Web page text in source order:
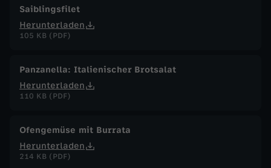
Saiblingsfilet
Herunterladen
105 KB (PDF)
Panzanella: Italienischer Brotsalat
Herunterladen
110 KB (PDF)
Ofengemüse mit Burrata
Herunterladen
214 KB (PDF)